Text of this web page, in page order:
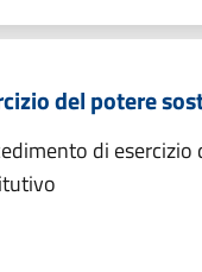
del potere
di esercizio